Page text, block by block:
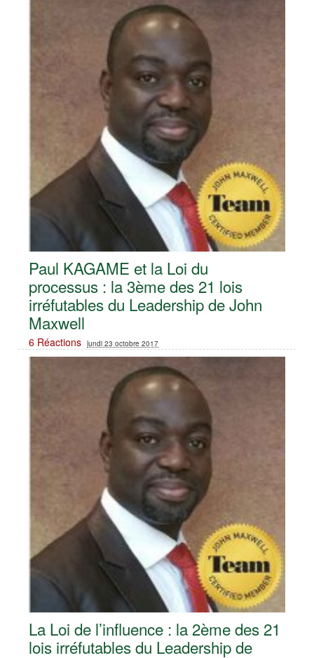
Paul KAGAME et la Loi du
processus : la 3ème des 21 lois
irréfutables du Leadership de John
Maxwell
6 Réactions lundi 23 octobre 2017
La Loi de l’influence : la 2ème des 21
lois irréfutables du Leadership de